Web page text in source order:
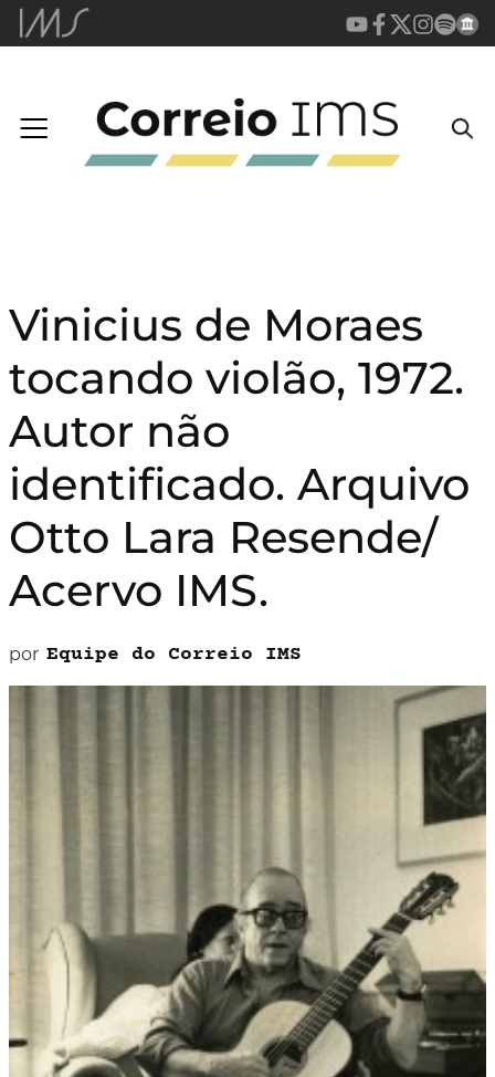
Vinicius de Moraes
tocando violão, 1972.
Autor não
identificado. Arquivo
Otto Lara Resende/
Acervo IMS.
por Equipe do Correio IMS